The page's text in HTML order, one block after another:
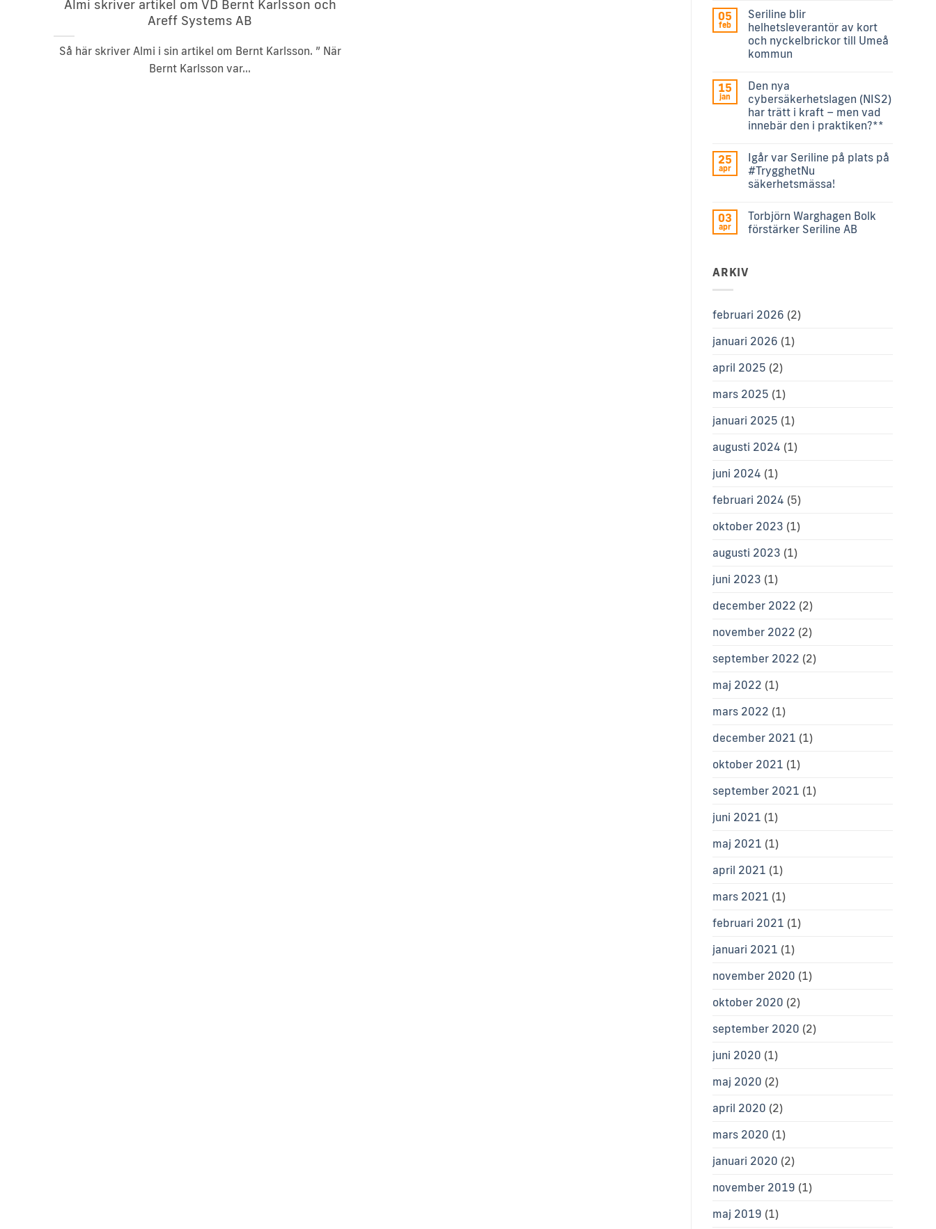
Almi skriver artikel om VD Bernt Karlsson och
Areff Systems AB
Så här skriver Almi i sin artikel om Bernt Karlsson. ” När
Bernt Karlsson var...
05
feb
Seriline blir
helhetsleverantör av kort
och nyckelbrickor till Umeå
kommun
15
jan
Den nya
cybersäkerhetslagen (NIS2)
har trätt i kraft – men vad
innebär den i praktiken?**
25
apr
Igår var Seriline på plats på
#TrygghetNu
säkerhetsmässa!
03
apr
Torbjörn Warghagen Bolk
förstärker Seriline AB
ARKIV
februari 2026 (2)
januari 2026 (1)
april 2025 (2)
mars 2025 (1)
januari 2025 (1)
augusti 2024 (1)
juni 2024 (1)
februari 2024 (5)
oktober 2023 (1)
augusti 2023 (1)
juni 2023 (1)
december 2022 (2)
november 2022 (2)
september 2022 (2)
maj 2022 (1)
mars 2022 (1)
december 2021 (1)
oktober 2021 (1)
september 2021 (1)
juni 2021 (1)
maj 2021 (1)
april 2021 (1)
mars 2021 (1)
februari 2021 (1)
januari 2021 (1)
november 2020 (1)
oktober 2020 (2)
september 2020 (2)
juni 2020 (1)
maj 2020 (2)
april 2020 (2)
mars 2020 (1)
januari 2020 (2)
november 2019 (1)
maj 2019 (1)